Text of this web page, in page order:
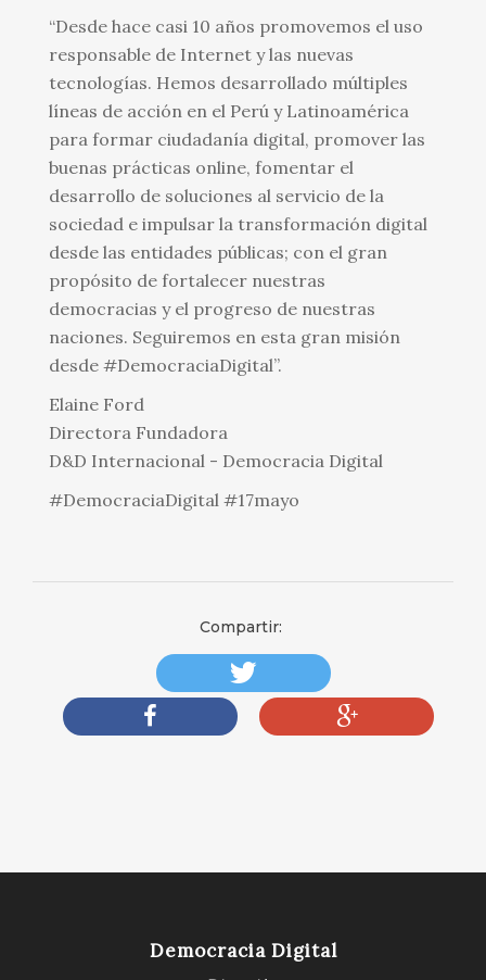
“Desde hace casi 10 años promovemos el uso
responsable de Internet y las nuevas
tecnologías. Hemos desarrollado múltiples
líneas de acción en el Perú y Latinoamérica
para formar ciudadanía digital, promover las
buenas prácticas online, fomentar el
desarrollo de soluciones al servicio de la
sociedad e impulsar la transformación digital
desde las entidades públicas; con el gran
propósito de fortalecer nuestras
democracias y el progreso de nuestras
naciones. Seguiremos en esta gran misión
desde #DemocraciaDigital”.
Elaine Ford
Directora Fundadora
D&D Internacional - Democracia Digital
#DemocraciaDigital #17mayo
Compartir:
Democracia Digital